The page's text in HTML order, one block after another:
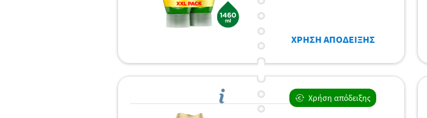
ΧΡΗΣΗ ΑΠΟΔΕΙΞΗΣ
Χρήση απόδειξης